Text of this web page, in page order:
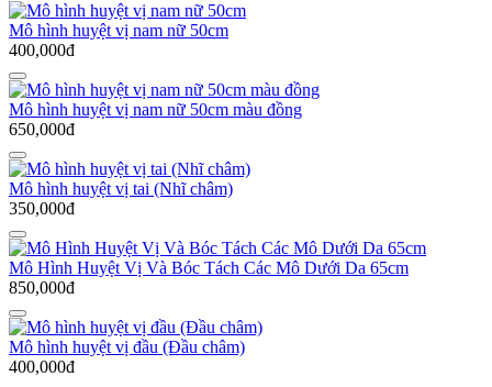
Mô hình huyệt vị nam nữ 50cm
400,000đ
Mô hình huyệt vị nam nữ 50cm màu đồng
650,000đ
Mô hình huyệt vị tai (Nhĩ châm)
350,000đ
Mô Hình Huyệt Vị Và Bóc Tách Các Mô Dưới Da 65cm
850,000đ
Mô hình huyệt vị đầu (Đầu châm)
400,000đ